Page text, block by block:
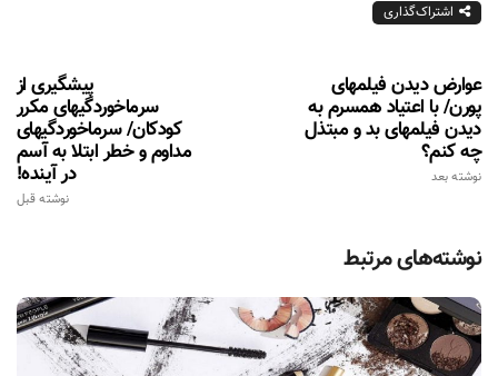
اشتراک‌گذاری
پیشگیری از
سرماخوردگیهای مکرر
کودکان/ سرماخوردگیهای
مداوم و خطر ابتلا به آسم
در آینده!
نوشته قبل
عوارض دیدن فیلمهای
پورن/ با اعتیاد همسرم به
دیدن فیلمهای بد و مبتذل
چه کنم؟
نوشته بعد
نوشته‌های مرتبط